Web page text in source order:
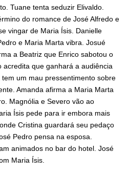
Tuane tenta seduzir Elivaldo.
do romance de José Alfredo e
vingar de Maria Ísis. Danielle
e Maria Marta vibra. Josué
a Beatriz que Enrico sabotou o
acredita que ganhará a audiência
um mau pressentimento sobre
Amanda afirma a Maria Marta
Magnólia e Severo vão ao
Ísis pede para ir embora mais
Cristina guardará seu pedaço
Pedro pensa na esposa.
animados no bar do hotel. José
Maria Ísis.